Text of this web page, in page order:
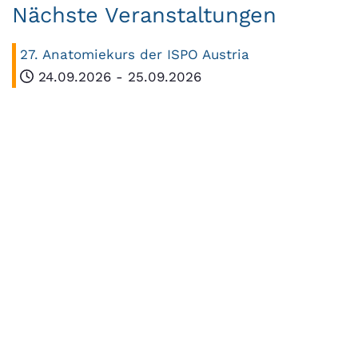
Nächste Veranstaltungen
27. Anatomiekurs der ISPO Austria
24.09.2026 - 25.09.2026